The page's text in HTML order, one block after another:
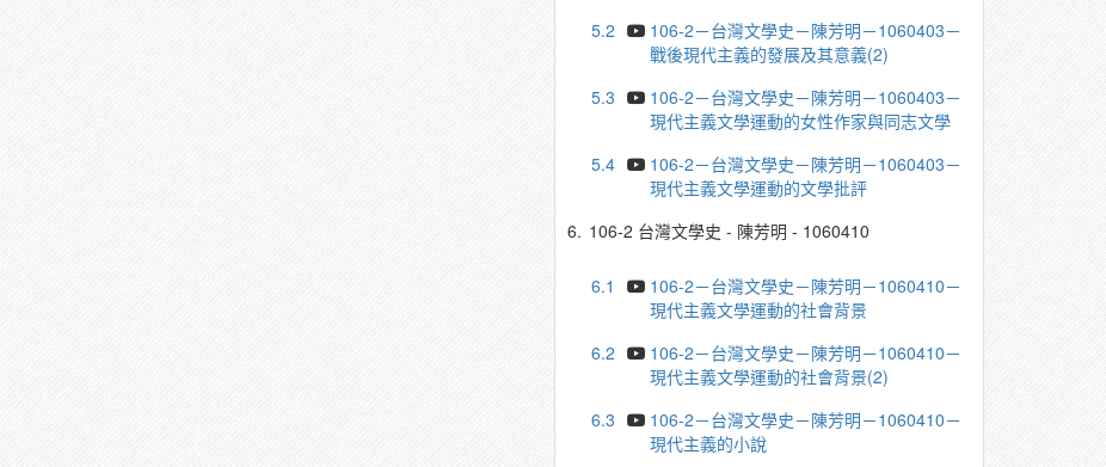
5.2
106-2－台灣文學史－陳芳明－1060403－
戰後現代主義的發展及其意義(2)
5.3
106-2－台灣文學史－陳芳明－1060403－
現代主義文學運動的女性作家與同志文學
5.4
106-2－台灣文學史－陳芳明－1060403－
現代主義文學運動的文學批評
6. 106-2 台灣文學史 - 陳芳明 - 1060410
6.1
106-2－台灣文學史－陳芳明－1060410－
現代主義文學運動的社會背景
6.2
106-2－台灣文學史－陳芳明－1060410－
現代主義文學運動的社會背景(2)
6.3
106-2－台灣文學史－陳芳明－1060410－
現代主義的小說